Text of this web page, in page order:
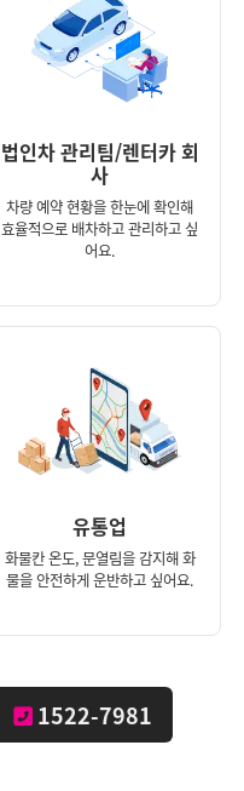
법인차 관리팀/렌터카 회
사
차량 예약 현황을 한눈에 확인해
효율적으로 배차하고 관리하고 싶
어요.
유통업
화물칸 온도, 문열림을 감지해 화
물을 안전하게 운반하고 싶어요.
1522-7981